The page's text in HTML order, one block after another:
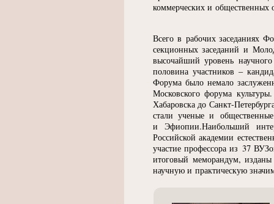
коммерческих и общественных
Всего в рабочих заседаниях
секционных заседаний и
высочайший уровень
половина участников –
Форума было немало
Московского форума
Хабаровска до Санкт-
стали ученые и
и Эфиопии.Наибольший
Российской академии
участие профессора из 37
итоговый меморандум,
научную и практическую